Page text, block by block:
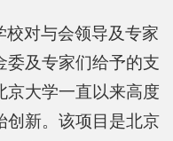
校对与会领导及专家
委及专家们给予的支
京大学一直以来高度
创新。该项目是北京